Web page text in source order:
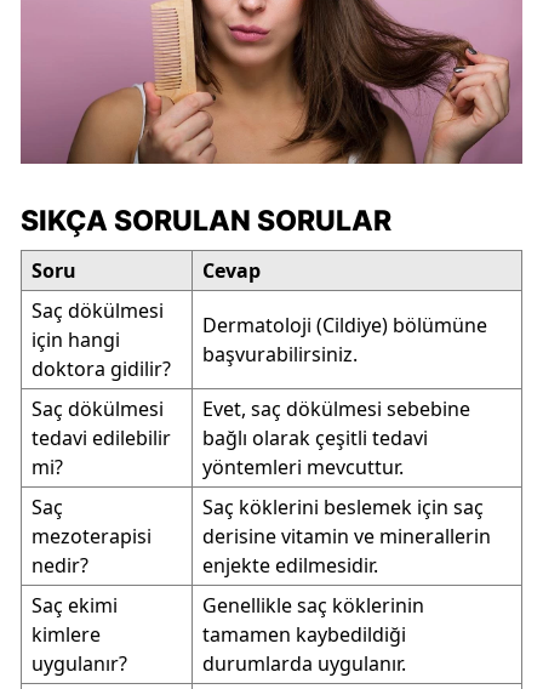
SIKÇA SORULAN SORULAR
Soru
Cevap
Saç dökülmesi
için hangi
doktora gidilir?
Dermatoloji (Cildiye) bölümüne
başvurabilirsiniz.
Saç dökülmesi
tedavi edilebilir
mi?
Evet, saç dökülmesi sebebine
bağlı olarak çeşitli tedavi
yöntemleri mevcuttur.
Saç
mezoterapisi
nedir?
Saç köklerini beslemek için saç
derisine vitamin ve minerallerin
enjekte edilmesidir.
Saç ekimi
kimlere
uygulanır?
Genellikle saç köklerinin
tamamen kaybedildiği
durumlarda uygulanır.